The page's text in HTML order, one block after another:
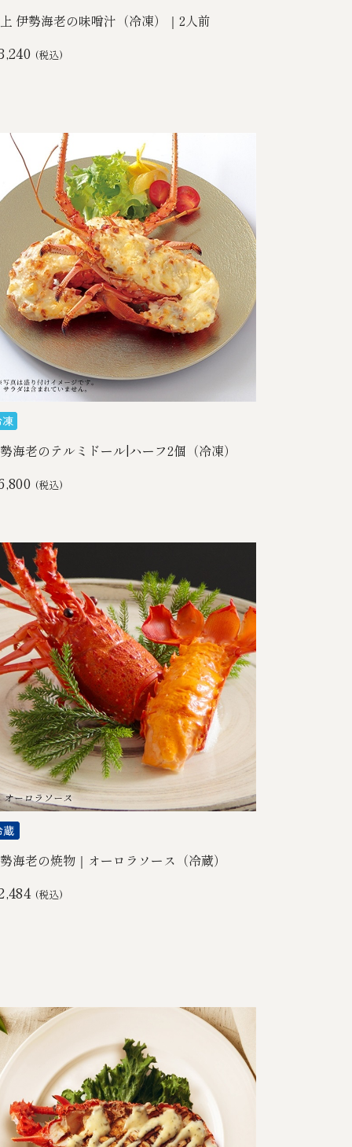
伊勢海老の味噌汁（冷凍）｜2人前
(税込)
海老のテルミドール|ハーフ2個（冷凍）
(税込)
海老の焼物｜オーロラソース（冷蔵）
(税込)